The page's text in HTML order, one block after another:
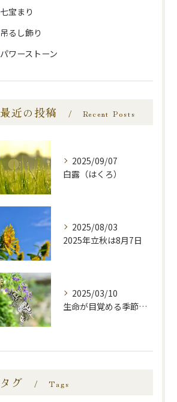
七宝まり
吊るし飾り
パワーストーン
最近の投稿 Recent Posts
2025/09/07
白露（はくろ）
2025/08/03
2025年立秋は8月7日
2025/03/10
生命が目覚める季節—啓蟄—
タグ Tags